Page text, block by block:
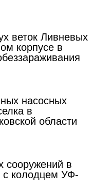
веток Ливневых
корпусе в
насосных
в
области
сооружений в
с колодцем УФ-